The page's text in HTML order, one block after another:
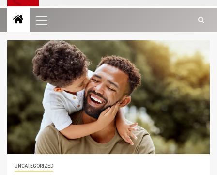
UNCATEGORIZED